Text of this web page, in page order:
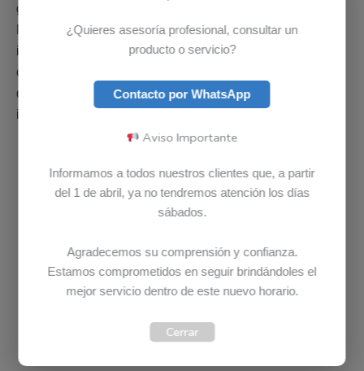
garantizados para computadores
Nuestros colaboradores están en la capacidad de
instalar, configurar o reparar cualquier parte de un
computador
disponible en el país, es posible solicitarla bajo
importación.
DIAGNOSTICO LENOVO COMPLETAMENTE GRATIS
En Bludet el diagnostico o la revisión no tiene ningún
costo, revisamos su computadorLenovoGRATIS.
Ponemos a su disposición un equipo de profesionales e
cualquier dispositivo
¿Quieres asesoría profesional, consultar un
producto o servicio?
Contacto por WhatsApp
Aviso Importante
Informamos a todos nuestros clientes que, a partir
del 1 de abril, ya no tendremos atención los días
sábados.
Agradecemos su comprensión y confianza.
Estamos comprometidos en seguir brindándoles el
mejor servicio dentro de este nuevo horario.
Cerrar